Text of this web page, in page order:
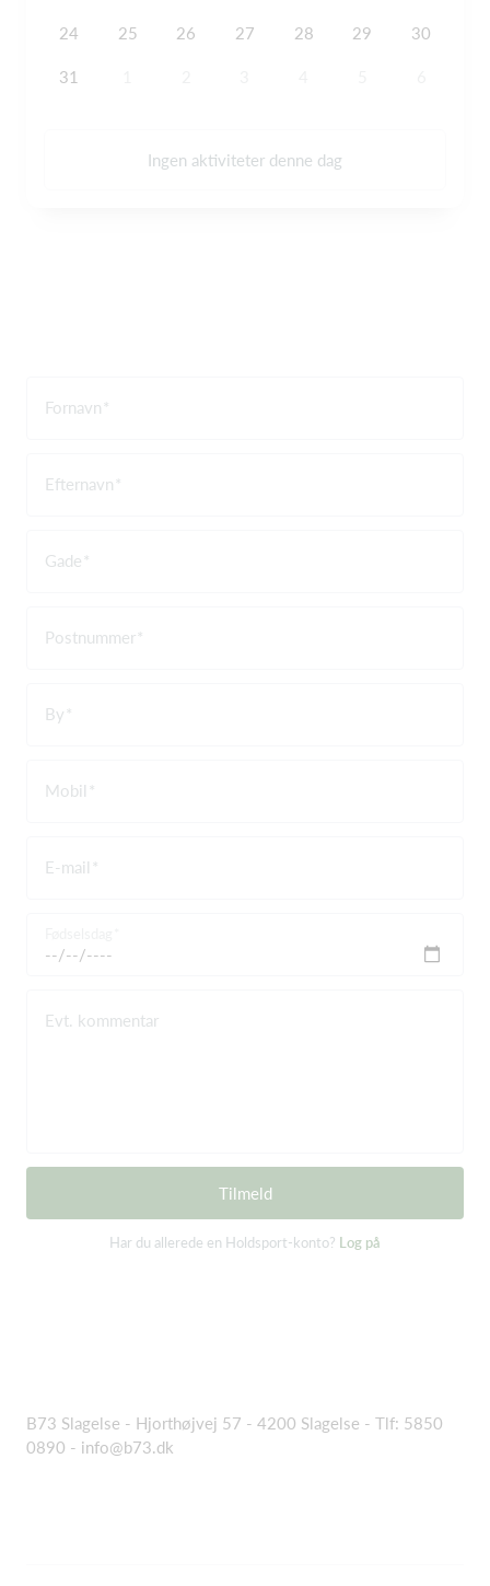
24 25 26 27 28 29 30
31
Ingen aktiviteter denne dag
Fornavn
Efternavn
Gade
Postnummer
By
Mobil
E-mail
Evt. kommentar
Tilmeld
Har du allerede en Holdsport-konto? Log på
B73 Slagelse - Hjorthøjvej 57 - 4200 Slagelse - Tlf: 5850
0890 - info@b73.dk